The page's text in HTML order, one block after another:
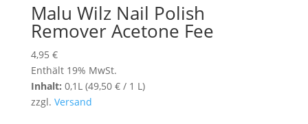
Malu Wilz Nail Polish
Remover Acetone Fee
4,95 €
Enthält 19% MwSt.
Inhalt: 0,1L (49,50 €/ 1 L)
zzgl. Versand